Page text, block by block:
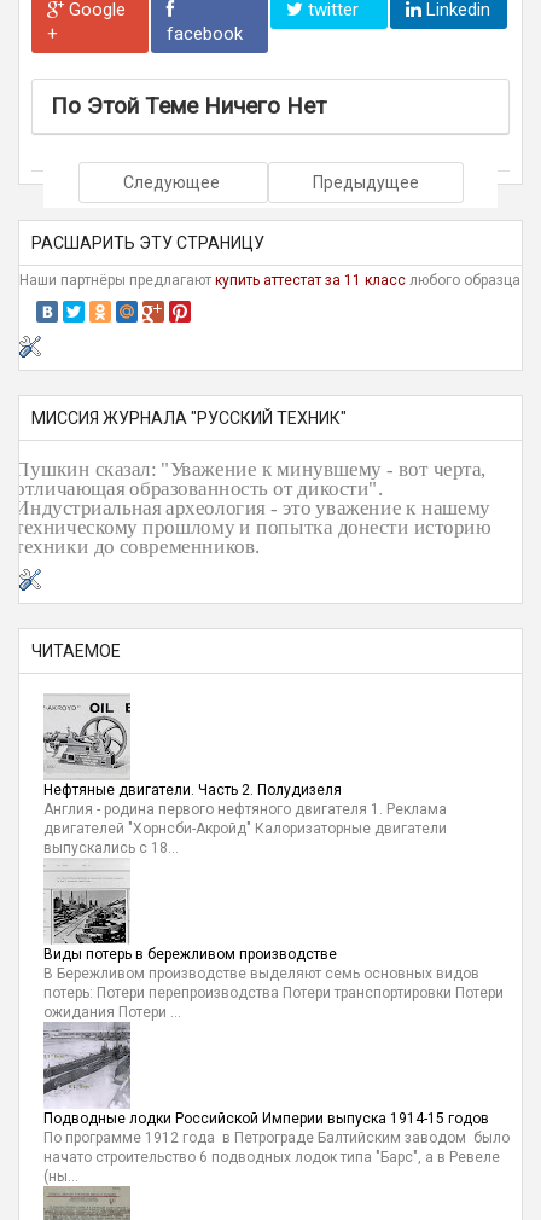
Google
+
facebook
twitter Linkedin
По Этой Теме Ничего Нет
Следующее Предыдущее
РАСШАРИТЬ ЭТУ СТРАНИЦУ
Наши партнёры предлагают купить аттестат за 11 класс любого образца
МИССИЯ ЖУРНАЛА "РУССКИЙ ТЕХНИК"
Пушкин сказал: "Уважение к минувшему - вот черта,
отличающая образованность от дикости".
Индустриальная археология - это уважение к нашему
техническому прошлому и попытка донести историю
техники до современников.
ЧИТАЕМОЕ
Нефтяные двигатели. Часть 2. Полудизеля
Англия - родина первого нефтяного двигателя 1. Реклама
двигателей "Хорнсби-Акройд" Калоризаторные двигатели
выпускались с 18...
Виды потерь в бережливом производстве
В Бережливом производстве выделяют семь основных видов
потерь: Потери перепроизводства Потери транспортировки Потери
ожидания Потери ...
Подводные лодки Российской Империи выпуска 1914-15 годов
По программе 1912 года в Петрограде Балтийским заводом было
начато строительство 6 подводных лодок типа "Барс", а в Ревеле
(ны...